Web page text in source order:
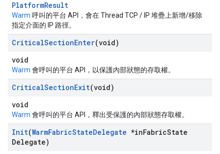
PlatformResult
Warm 呼叫的平台 API，會在 Thread TCP / IP 堆疊上新增/移除
指定介面的 IP 路徑。
CriticalSectionEnter(void)
void
Warm 會呼叫的平台 API，以保護內部狀態的存取權。
CriticalSectionExit(void)
void
Warm 會呼叫的平台 API，釋出受保護的內部狀態存取權。
Init(WarmFabricStateDelegate *inFabricState
Delegate)